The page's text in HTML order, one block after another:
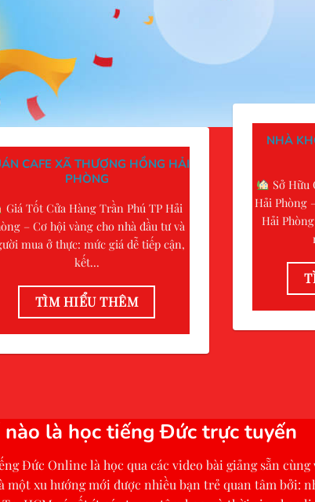
CAFE XÃ THƯỢNG HỒNG HẢI
PHÒNG
Giá Tốt Cửa Hàng Trần Phú TP Hải
– Cơ hội vàng cho nhà đầu tư và
mua ở thực: mức giá dễ tiếp cận,
kết...
TÌM HIỂU THÊM
NHÀ
Sở Hữu
Hải Phòng
Hải
nào là học tiếng Đức trực tuyến
Đức Online là học qua các video bài giảng sẵn
một xu hướng mới được nhiều bạn trẻ quan tâm bởi: